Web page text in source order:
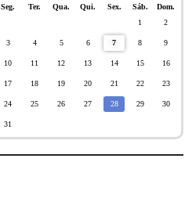
Seg. Ter. Qua. Qui. Sex. Sáb.
Dom.
1
2
3 4 5 6 7 8 9
10 11 12 13 14 15 16
17 18 19 20 21 22 23
24 25 26 27 28 29 30
31